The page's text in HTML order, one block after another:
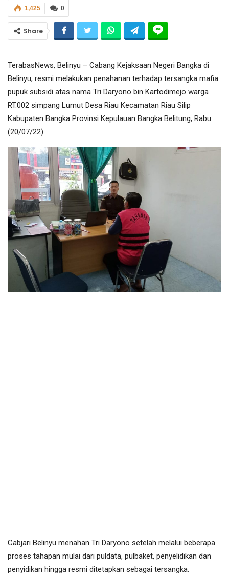
0
1,425
Share
TerabasNews, Belinyu – Cabang Kejaksaan Negeri Bangka di
Belinyu, resmi melakukan penahanan terhadap tersangka mafia
pupuk subsidi atas nama Tri Daryono bin Kartodimejo warga
RT.002 simpang Lumut Desa Riau Kecamatan Riau Silip
Kabupaten Bangka Provinsi Kepulauan Bangka Belitung, Rabu
(20/07/22).
Cabjari Belinyu menahan Tri Daryono setelah melalui beberapa
proses tahapan mulai dari puldata, pulbaket, penyelidikan dan
penyidikan hingga resmi ditetapkan sebagai tersangka.